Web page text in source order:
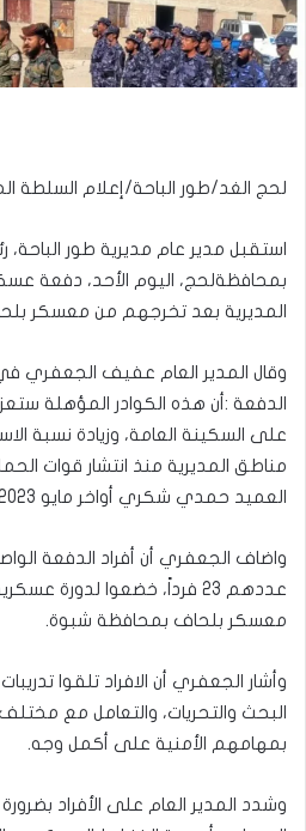
لحج الغد/طور الباحة/إعلام السلطة
استقبل مدير عام مديرية طور الباحة،
بمحافظةلحج، اليوم الأحد، دفعة
المديرية بعد تخرجهم من معسكر
وقال المدير العام عفيف الجعفري
الدفعة :أن هذه الكوادر المؤهلة
على السكينة العامة، وزيادة نسبة
مناطق المديرية منذ انتشار قوات
العميد حمدي شكري أواخر مايو 2023م.
واضاف الجعفري أن أفراد الدفعة
معسكر بلحاف بمحافظة شبوة.
وأشار الجعفري أن الافراد تلقوا
البحث والتحريات، والتعامل مع
بمهامهم الأمنية على أكمل وجه.
وشدد المدير العام على الأفراد